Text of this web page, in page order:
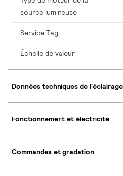
source lumineuse
Service Tag
Échelle de valeur
Données techniques de l'éclairage
Fonctionnement et électricité
Commandes et gradation